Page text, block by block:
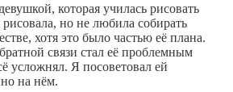
которая училась рисовать
но не любила собирать
хотя это было частью её плана.
связи стал её проблемным
усложнял. Я посоветовал ей
на нём.